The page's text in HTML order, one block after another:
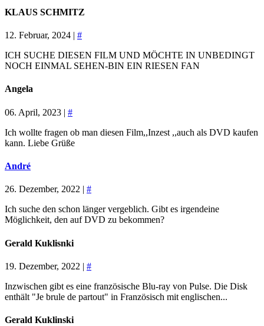
KLAUS SCHMITZ
12. Februar, 2024 | #
ICH SUCHE DIESEN FILM UND MÖCHTE IN UNBEDINGT
NOCH EINMAL SEHEN-BIN EIN RIESEN FAN
Angela
06. April, 2023 | #
Ich wollte fragen ob man diesen Film,,Inzest ,,auch als DVD kaufen
kann. Liebe Grüße
André
26. Dezember, 2022 | #
Ich suche den schon länger vergeblich. Gibt es irgendeine
Möglichkeit, den auf DVD zu bekommen?
Gerald Kuklisnki
19. Dezember, 2022 | #
Inzwischen gibt es eine französische Blu-ray von Pulse. Die Disk
enthält "Je brule de partout" in Französisch mit englischen...
Gerald Kuklinski